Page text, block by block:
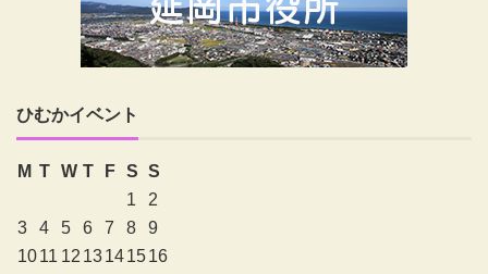
ひむかイベント
M T W T F S S
1
2
3
4 5 6 7 8
9
1011 12 13141516